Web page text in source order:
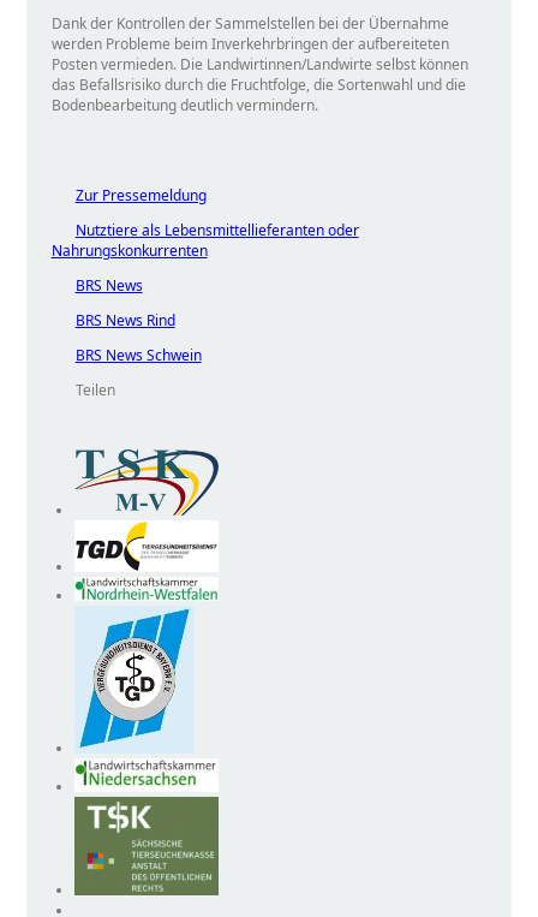
Dank der Kontrollen der Sammelstellen bei der Übernahme
werden Probleme beim Inverkehrbringen der aufbereiteten
Posten vermieden. Die Landwirtinnen/Landwirte selbst können
das Befallsrisiko durch die Fruchtfolge, die Sortenwahl und die
Bodenbearbeitung deutlich vermindern.
Zur Pressemeldung
Nutztiere als Lebensmittellieferanten oder
Nahrungskonkurrenten
BRS News
BRS News Rind
BRS News Schwein
Teilen